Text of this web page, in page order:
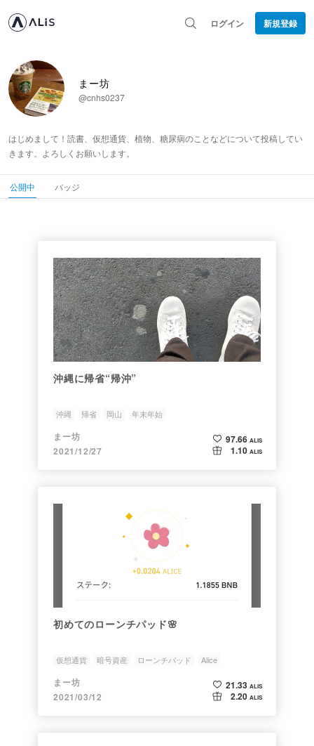
ログイン 新規登録
まー坊
@cnhs0237
はじめまして！読書、仮想通貨、植物、糖尿病のことなどについて投稿してい
きます。よろしくお願いします。
公開中 バッジ
沖縄に帰省“帰沖”
沖縄 帰省 岡山 年末年始
まー坊
2021/12/27
97.66 ALIS
1.10 ALIS
初めてのローンチパッド🌸
仮想通貨 暗号資産 ローンチパッド Alice
まー坊
2021/03/12
21.33 ALIS
2.20 ALIS